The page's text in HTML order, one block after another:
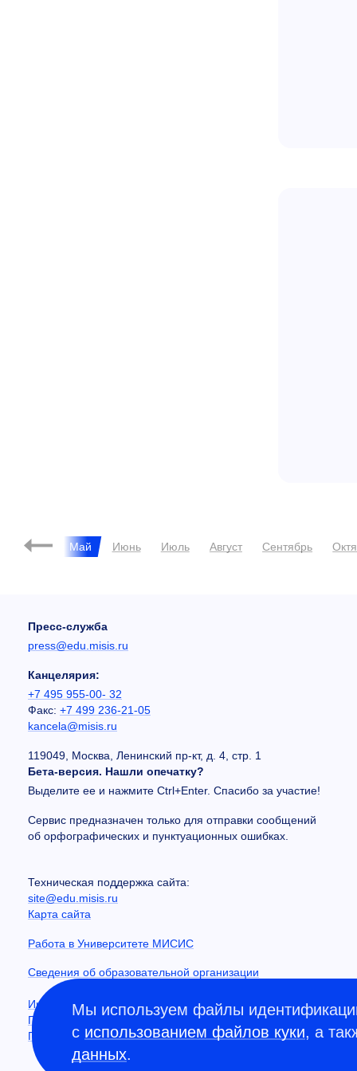
Март Май Июнь Июль Август Сентябрь
Пресс-служба
press@edu.misis.ru
Канцелярия:
+7 495 955-00- 32
Факс: +7 499 236-21-05
kancela@misis.ru
119049, Москва, Ленинский пр-кт, д. 4, стр. 1
Бета-версия. Нашли опечатку?
Выделите ее и нажмите Ctrl+Enter. Спасибо за участие!
Сервис предназначен только для отправки сообщений
об орфографических и пунктуационных ошибках.
Техническая поддержка сайта:
site@edu.misis.ru
Карта сайта
Работа в Университете МИСИС
Сведения об образовательной организации
Информация о закупках
Противодействие коррупции
Политика конфиденциальности
Мы используем файлы
с использованием файлов куки, а
данных.